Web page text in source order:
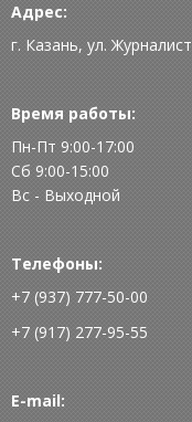
Адрес:
г. Казань, ул.
Время работы:
Пн-Пт 9:00-17:00
Сб 9:00-15:00
Вс - Выходной
Телефоны:
+7 (937) 777-50-00
+7 (917) 277-95-55
E-mail: